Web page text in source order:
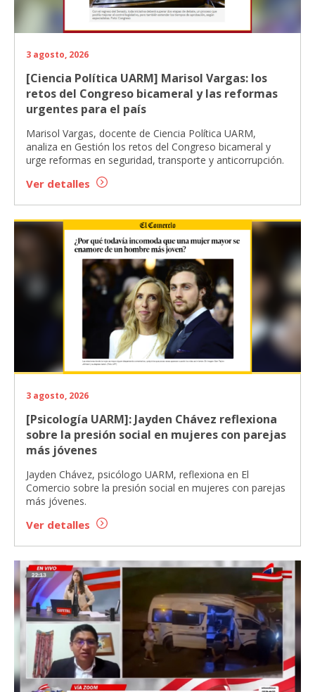
3 agosto, 2026
[Ciencia Política UARM] Marisol Vargas: los
retos del Congreso bicameral y las reformas
urgentes para el país
Marisol Vargas, docente de Ciencia Política UARM,
analiza en Gestión los retos del Congreso bicameral y
urge reformas en seguridad, transporte y anticorrupción.
Ver detalles
3 agosto, 2026
[Psicología UARM]: Jayden Chávez reflexiona
sobre la presión social en mujeres con parejas
más jóvenes
Jayden Chávez, psicólogo UARM, reflexiona en El
Comercio sobre la presión social en mujeres con parejas
más jóvenes.
Ver detalles